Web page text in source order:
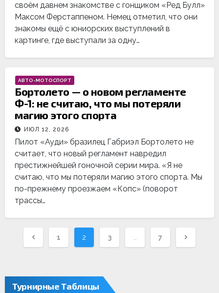
своём давнем знакомстве с гонщиком «Ред Булл»
Максом Ферстаппеном. Немец отметил, что они
знакомы ещё с юниорских выступлений в
картинге, где выступали за одну…
АВТО-МОТОСПОРТ
Бортолето — о новом регламенте
Ф-1: не считаю, что мы потеряли
магию этого спорта
ИЮЛ 12, 2026
Пилот «Ауди» бразилец Габриэл Бортолето не
считает, что новый регламент навредил
престижнейшей гоночной серии мира. «Я не
считаю, что мы потеряли магию этого спорта. Мы
по-прежнему проезжаем «Копс» (поворот
трассы…
Навигация
по
1 2 3 7
Турнирные Таблицы